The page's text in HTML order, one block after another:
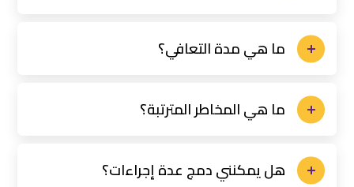
ما هي مدة التعافي؟
ما هي المخاطر المترتبة؟
هل يمكنني دمج عدة إجراءات؟